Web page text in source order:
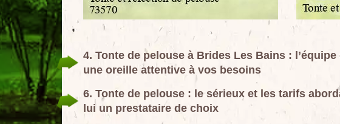
4. Tonte de pelouse à Brides Les Bains :
une oreille attentive à vos besoins
6. Tonte de pelouse : le sérieux et les tarifs
lui un prestataire de choix